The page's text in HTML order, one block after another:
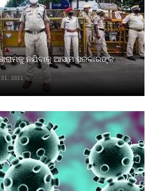
ନଯିବାକୁ ଆସାମ ସରକାରଙ୍କ
2021